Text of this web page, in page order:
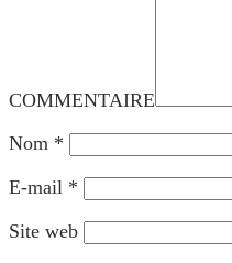
COMMENTAIRE
Nom *
E-mail *
Site web